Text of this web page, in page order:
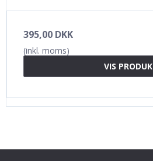
395,00 DKK
(inkl. moms)
VIS